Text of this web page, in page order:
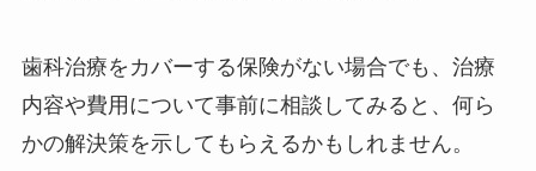
歯科治療をカバーする保険がない場合でも、治療
内容や費用について事前に相談してみると、何ら
かの解決策を示してもらえるかもしれません。